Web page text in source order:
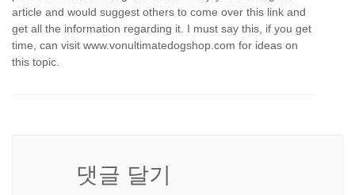
댓글 달기
article and would suggest others to come over this link and
get all the information regarding it. I must say this, if you get
time, can visit www.vonultimatedogshop.com for ideas on
this topic.